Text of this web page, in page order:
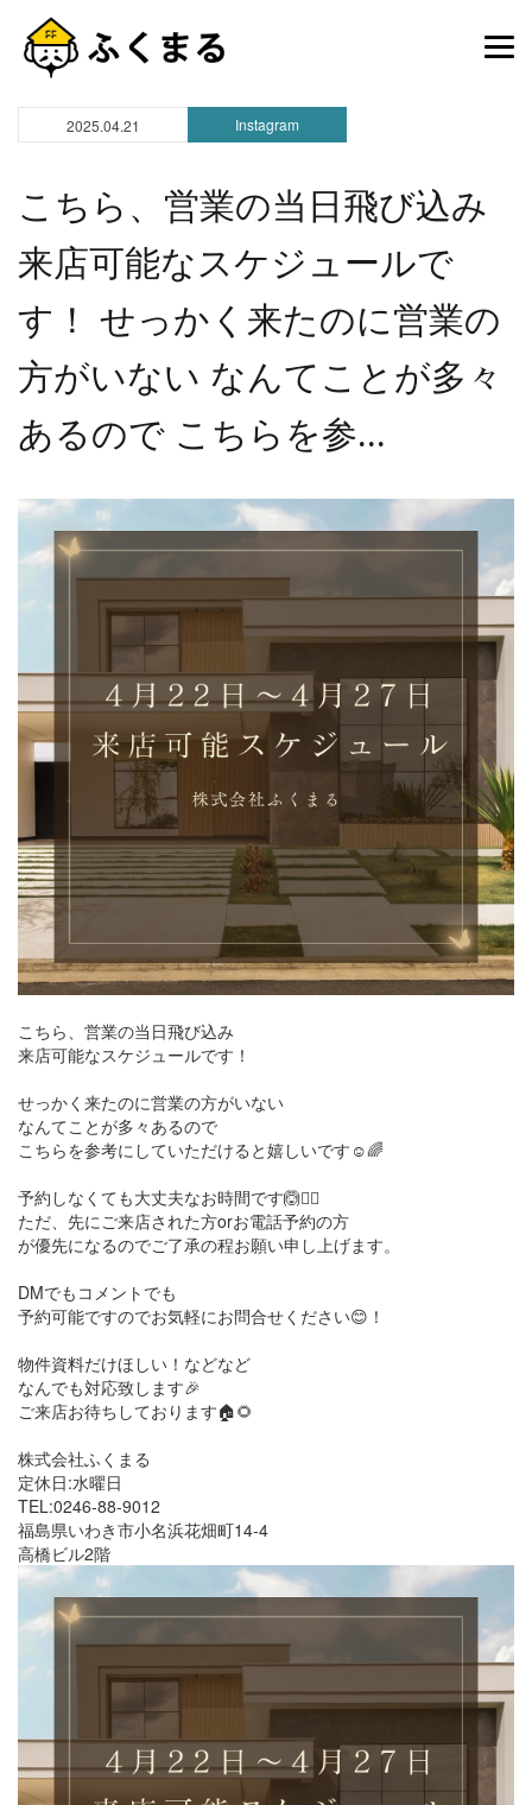
2025.04.21 Instagram
こちら、営業の当日飛び込み
来店可能なスケジュールで
す！ せっかく来たのに営業の
方がいない なんてことが多々
あるので こちらを参...
こちら、営業の当日飛び込み
来店可能なスケジュールです！
せっかく来たのに営業の方がいない
なんてことが多々あるので
こちらを参考にしていただけると嬉しいです☺️🌈
予約しなくても大丈夫なお時間です🙆🙆‍♀️
ただ、先にご来店された方orお電話予約の方
が優先になるのでご了承の程お願い申し上げます。
DMでもコメントでも
予約可能ですのでお気軽にお問合せください😊！
物件資料だけほしい！などなど
なんでも対応致します🎉
ご来店お待ちしております🏠🌻
株式会社ふくまる
定休日:水曜日
TEL:0246-88-9012
福島県いわき市小名浜花畑町14-4
高橋ビル2階